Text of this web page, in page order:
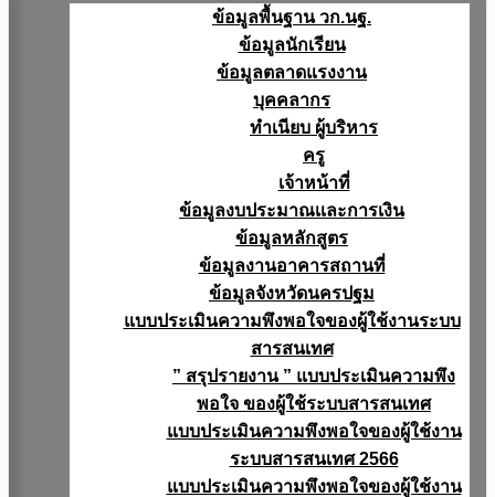
ข้อมูลพื้นฐาน วก.นฐ.
ข้อมูลนักเรียน
ข้อมูลตลาดแรงงาน
บุคคลากร
ทำเนียบ ผู้บริหาร
ครู
เจ้าหน้าที่
ข้อมูลงบประมาณเเละการเงิน
ข้อมูลหลักสูตร
ข้อมูลงานอาคารสถานที่
ข้อมูลจังหวัดนครปฐม
แบบประเมินความพึงพอใจของผู้ใช้งานระบบ
สารสนเทศ
” สรุปรายงาน ” แบบประเมินความพึง
พอใจ ของผู้ใช้ระบบสารสนเทศ
แบบประเมินความพึงพอใจของผู้ใช้งาน
ระบบสารสนเทศ 2566
แบบประเมินความพึงพอใจของผู้ใช้งาน